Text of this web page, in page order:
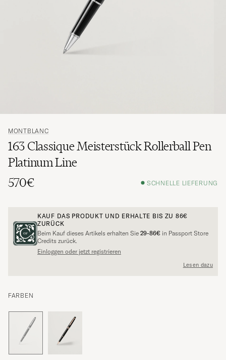
MONTBLANC
163 Classique Meisterstück Rollerball Pen
Platinum Line
570€
SCHNELLE LIEFERUNG
KAUF DAS PRODUKT UND ERHALTE BIS ZU 86€
ZURÜCK
Beim Kauf dieses Artikels erhalten Sie 29-86€ in Passport Store
Credits zurück.
Einloggen oder jetzt registrieren
Lesen dazu
FARBEN